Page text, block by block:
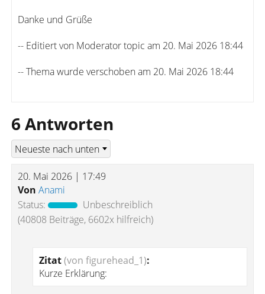
Danke und Grüße
-- Editiert von Moderator topic am 20. Mai 2026 18:44
-- Thema wurde verschoben am 20. Mai 2026 18:44
6 Antworten
20. Mai 2026 | 17:49
Von Anami
Status:
Unbeschreiblich
(40808 Beiträge, 6602x hilfreich)
Zitat(von figurehead_1):
Kurze Erklärung: